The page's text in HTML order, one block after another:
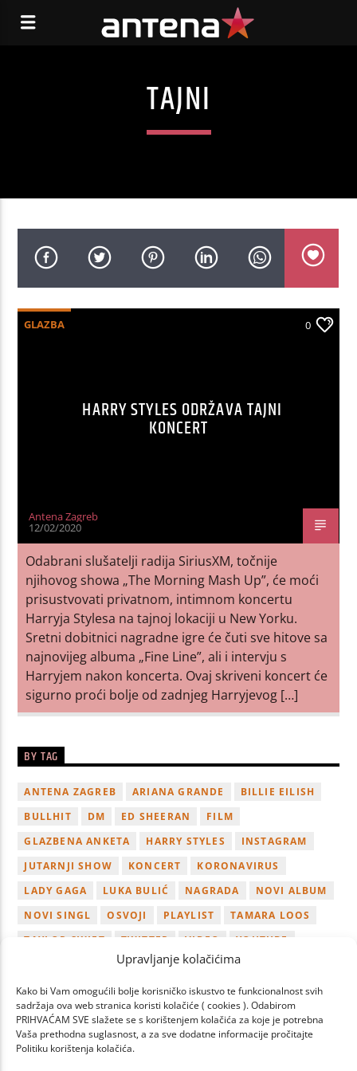
Upravljanje kolačićima
Kako bi Vam omogućili bolje korisničko iskustvo te funkcionalnost svih
sadržaja ova web stranica koristi kolačiće ( cookies ). Odabirom
PRIHVAĆAM SVE slažete se s korištenjem kolačića za koje je potrebna
Vaša prethodna suglasnost, a za sve dodatne informacije pročitajte
Politiku korištenja kolačića.
TAJNI
GLAZBA 0
HARRY STYLES ODRŽAVA TAJNI
KONCERT
Antena Zagreb
12/02/2020
Odabrani slušatelji radija SiriusXM, točnije
njihovog showa „The Morning Mash Up”, će moći
prisustvovati privatnom, intimnom koncertu
Harryja Stylesa na tajnoj lokaciji u New Yorku.
Sretni dobitnici nagradne igre će čuti sve hitove sa
najnovijeg albuma „Fine Line”, ali i intervju s
Harryjem nakon koncerta. Ovaj skriveni koncert će
sigurno proći bolje od zadnjeg Harryjevog […]
BY TAG
ANTENA ZAGREB ARIANA GRANDE
BILLIE EILISH
BULLHIT
DM ED SHEERAN
FILM
GLAZBENA ANKETA
HARRY STYLES
INSTAGRAM
JUTARNJI SHOW
KONCERT
KORONAVIRUS
LADY GAGA
LUKA BULIĆ NAGRADA
NOVI ALBUM
NOVI SINGL
OSVOJI PLAYLIST
TAMARA LOOS
TAYLOR SWIFT
TWITTER VIDEO
YOUTUBE